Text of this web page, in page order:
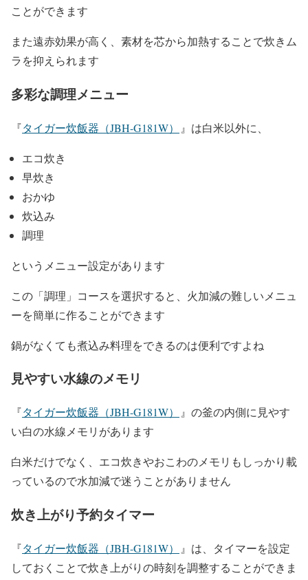
ことができます
また遠赤効果が高く、素材を芯から加熱することで炊きム
ラを抑えられます
多彩な調理メニュー
『タイガー炊飯器（JBH-G181W） 』は白米以外に、
エコ炊き
早炊き
おかゆ
炊込み
調理
というメニュー設定があります
この「調理」コースを選択すると、火加減の難しいメニュ
ーを簡単に作ることができます
鍋がなくても煮込み料理をできるのは便利ですよね
見やすい水線のメモリ
『タイガー炊飯器（JBH-G181W）
』の釜の内側に見やす
い白の水線メモリがあります
白米だけでなく、エコ炊きやおこわのメモリもしっかり載
っているので水加減で迷うことがありません
炊き上がり予約タイマー
『タイガー炊飯器（JBH-G181W）
』は、タイマーを設定
しておくことで炊き上がりの時刻を調整することができま